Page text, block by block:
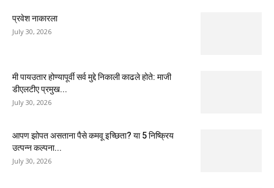
प्रवेश नाकारला
July 30, 2026
मी पायउतार होण्यापूर्वी सर्व मुद्दे निकाली काढले होते: माजी
डीएलटीए प्रमुख...
July 30, 2026
आपण झोपत असताना पैसे कमवू इच्छिता? या 5 निष्क्रिय
उत्पन्न कल्पना...
July 30, 2026